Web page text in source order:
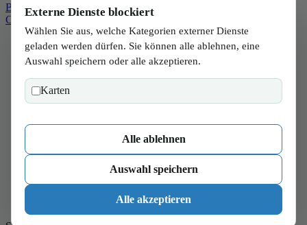
Back to Top
Close
Start
Wien
Niederösterreich
Burgenland
Steiermark
Kärnten
Vorarlberg
Externe Dienste blockiert
Wählen Sie aus, welche Kategorien externer Dienste
geladen werden dürfen. Sie können alle ablehnen, eine
Auswahl speichern oder alle akzeptieren.
Karten
Alle ablehnen
Auswahl speichern
Alle akzeptieren